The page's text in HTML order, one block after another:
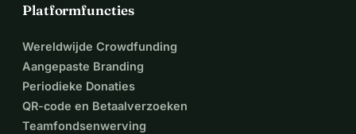
Platformfuncties
Wereldwijde Crowdfunding
Aangepaste Branding
Periodieke Donaties
QR-code en Betaalverzoeken
Teamfondsenwerving